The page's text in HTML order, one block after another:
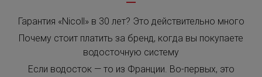
Гарантия «Nicoll» в 30 лет? Это действительно много
Почему стоит платить за бренд, когда вы покупаете
водосточную систему
Если водосток — то из Франции. Во-первых, это